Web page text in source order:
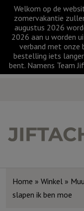
Welkom op de
zomervakantie
augustus 2026
2026 aan u worden
verband met onze
bestelling iets
bent. Namens Team
Home » Winkel »
slapen ik ben moe